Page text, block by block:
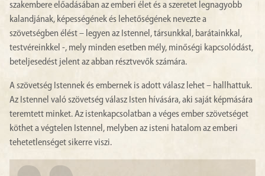
szakembere előadásában az emberi élet és a szeretet legnagyobb
kalandjának, képességének és lehetőségének nevezte a
szövetségben élést – legyen az Istennel, társunkkal, barátainkkal,
testvéreinkkel -, mely minden esetben mély, minőségi kapcsolódást,
beteljesedést jelent az abban résztvevők számára.
A szövetség Istennek és embernek is adott válasz lehet – hallhattuk.
Az Istennel való szövetség válasz Isten hívására, aki saját képmására
teremtett minket. Az istenkapcsolatban a véges ember szövetséget
köthet a végtelen Istennel, melyben az isteni hatalom az emberi
tehetetlenséget sikerre viszi.